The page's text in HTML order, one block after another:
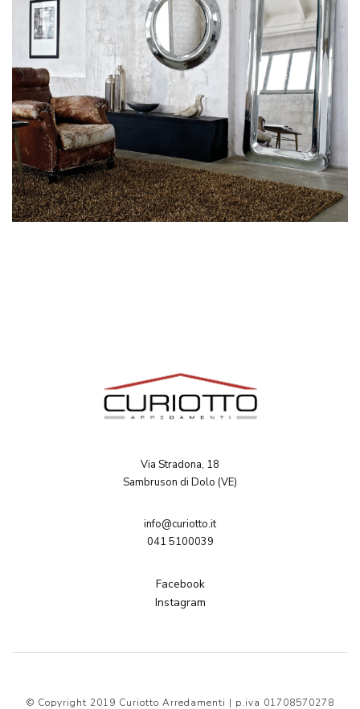
Via Stradona, 18
Sambruson di Dolo (VE)
info@curiotto.it
041 5100039
Facebook
Instagram
© Copyright 2019 Curiotto Arredamenti | p.iva 01708570278